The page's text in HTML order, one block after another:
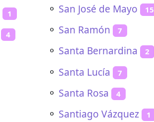
1
4
⚬ San José de Mayo 15
⚬ San Ramón 7
⚬ Santa Bernardina 2
⚬ Santa Lucía 7
⚬ Santa Rosa 4
⚬ Santiago Vázquez 1